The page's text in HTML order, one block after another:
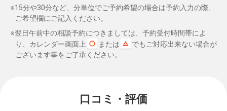
※15分や30分など、分単位でご予約希望の場合は予約入力の際、
ご希望欄にご記入ください。
※翌日午前中の相談予約につきましては、予約受付時間帯によ
り、カレンダー画面上
または
でもご対応出来ない場合が
ございます事をご了承ください。
口コミ・評価